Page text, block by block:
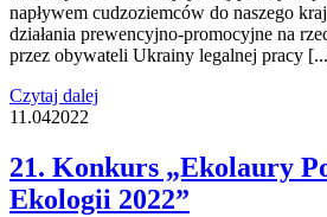
napływem cudzoziemców do naszego
działania prewencyjno-promocyjne na
przez obywateli Ukrainy legalnej pracy
Czytaj dalej
11.042022
21. Konkurs „Ekolaury
Ekologii 2022”